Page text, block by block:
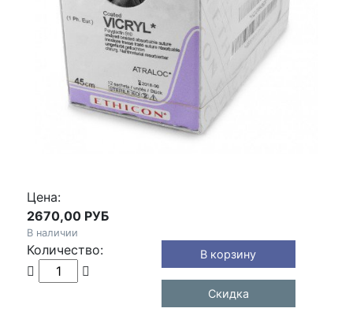
Цена:
2670,00 РУБ
В наличии
Количество:
Скидка